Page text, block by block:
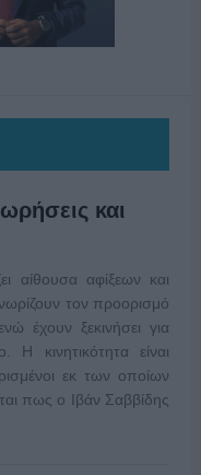
και
αίθουσα αφίξεων και
τον προορισμό
έχουν ξεκινήσει για
κινητικότητα είναι
εκ των οποίων
πως ο Ιβάν Σαββίδης